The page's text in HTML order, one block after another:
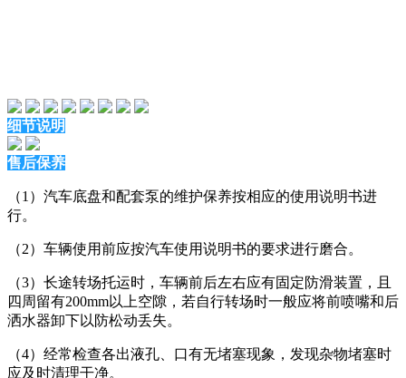
细节说明
售后保养
（1）汽车底盘和配套泵的维护保养按相应的使用说明书进
行。
（2）车辆使用前应按汽车使用说明书的要求进行磨合。
（3）长途转场托运时，车辆前后左右应有固定防滑装置，且
四周留有200mm以上空隙，若自行转场时一般应将前喷嘴和后
洒水器卸下以防松动丢失。
（4）经常检查各出液孔、口有无堵塞现象，发现杂物堵塞时
应及时清理干净。